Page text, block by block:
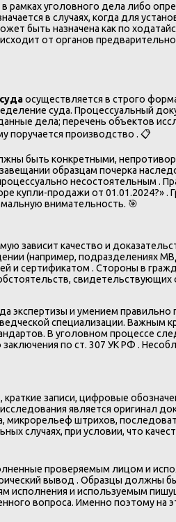
уголовного дела либо
в случаях, когда для
быть назначена как по
от органов
осуществляется в строго
суда. Процессуальный
дела; перечень объектов
поручается производство . 📋
быть конкретными,
образцам почерка
несостоятельным .
продажи от 01.01.2024?» .
внимательность. 🎯
зависит качество и
(например, подразделениях
и сертификатом . Стороны в
свидетельствующих
экспертизы и умением правильно
специализации. Важным
В уголовном процессе
по ст. 307 УК РФ .
записи, цифровые
является оригинал
микрорельеф штрихов,
случаях, при условии, что
проверяемым лицом и
вывод . Образцы должны
исполнения и используемым
вопроса. Именно поэтому на